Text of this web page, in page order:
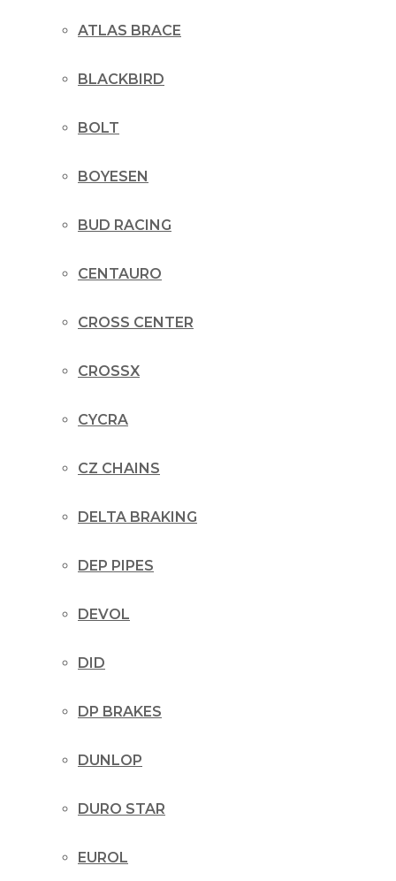
ATLAS BRACE
BLACKBIRD
BOLT
BOYESEN
BUD RACING
CENTAURO
CROSS CENTER
CROSSX
CYCRA
CZ CHAINS
DELTA BRAKING
DEP PIPES
DEVOL
DID
DP BRAKES
DUNLOP
DURO STAR
EUROL